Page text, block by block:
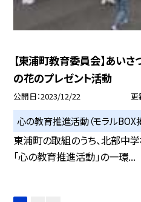
【東浦町教育委員会】あい
の花のプレゼント活動
公開日 2023/12/22 更
心の教育推進活動（モラルBOX
東浦町の取組のうち、北部中
「心の教育推進活動」の一環...